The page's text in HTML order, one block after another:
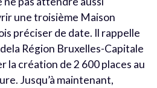
une troisième Maison
préciser de date. Il rappelle
Région Bruxelles-Capitale
la création de 2 600 places au
Jusqu’à maintenant,